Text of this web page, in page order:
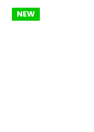
NEW